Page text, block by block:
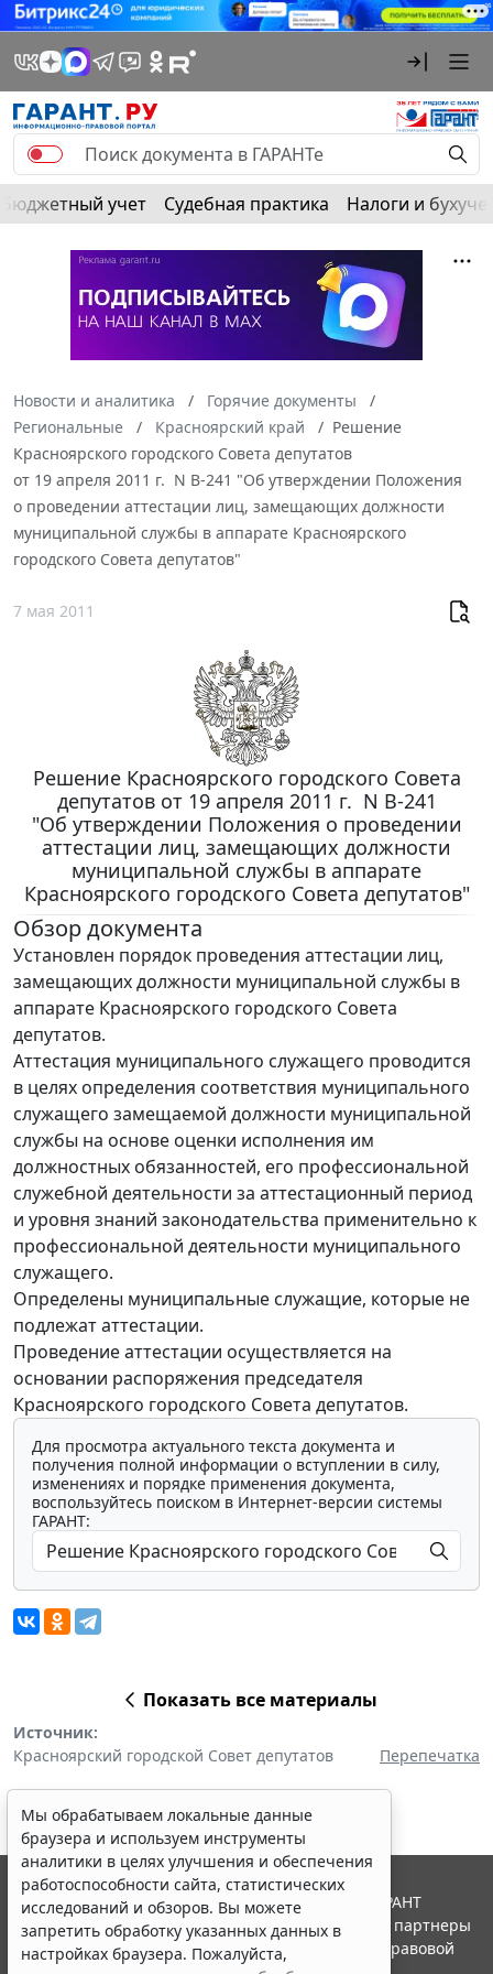
Бюджетный учет Судебная практика Налоги и
Новости и аналитика
Горячие документы
Региональные
Красноярский край
Решение
Красноярского городского Совета депутатов
от 19 апреля 2011 г. N В-241 "Об утверждении Положения
о проведении аттестации лиц, замещающих должности
муниципальной службы в аппарате Красноярского
городского Совета депутатов"
7 мая 2011
Решение Красноярского городского Совета
депутатов от 19 апреля 2011 г. N В-241
"Об утверждении Положения о проведении
аттестации лиц, замещающих должности
муниципальной службы в аппарате
Красноярского городского Совета депутатов"
Обзор документа
Установлен порядок проведения аттестации лиц,
замещающих должности муниципальной службы в
аппарате Красноярского городского Совета
депутатов.
Аттестация муниципального служащего проводится
в целях определения соответствия муниципального
служащего замещаемой должности муниципальной
службы на основе оценки исполнения им
должностных обязанностей, его профессиональной
служебной деятельности за аттестационный период
и уровня знаний законодательства применительно к
профессиональной деятельности муниципального
служащего.
Определены муниципальные служащие, которые не
подлежат аттестации.
Проведение аттестации осуществляется на
основании распоряжения председателя
Красноярского городского Совета депутатов.
Для просмотра актуального текста документа и
получения полной информации о вступлении в силу,
изменениях и порядке применения документа,
воспользуйтесь поиском в Интернет-версии системы
ГАРАНТ:
Показать все материалы
Источник:
Красноярский городской Совет депутатов
Перепечатка
Мы обрабатываем локальные данные
браузера и используем инструменты
аналитики в целях улучшения и обеспечения
работоспособности сайта, статистических
исследований и обзоров. Вы можете
запретить обработку указанных данных в
настройках браузера. Пожалуйста,
© ООО "НПП "ГАРАНТ-СЕРВИС", 2026. Система ГАРАНТ
выпускается с 1990 года. Компания "Гарант" и ее партнеры
являются участниками Российской ассоциации правовой